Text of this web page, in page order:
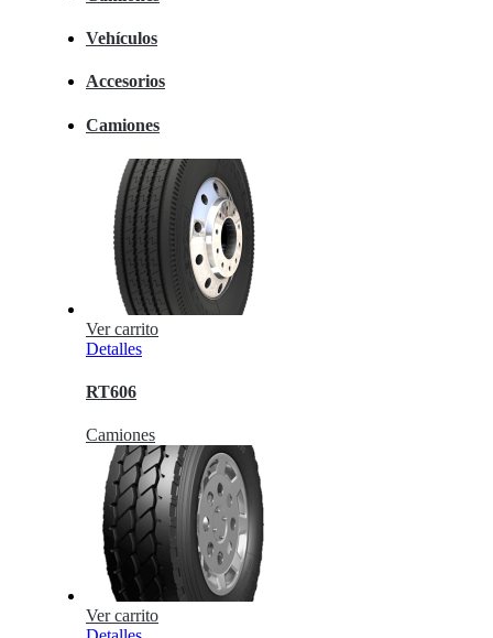
Vehículos
Accesorios
Camiones
Ver carrito
Detalles
RT606
Camiones
Ver carrito